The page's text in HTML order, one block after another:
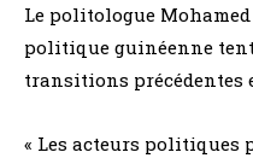
Le politologue
politique guinéenne
transitions précédentes
« Les acteurs politiques